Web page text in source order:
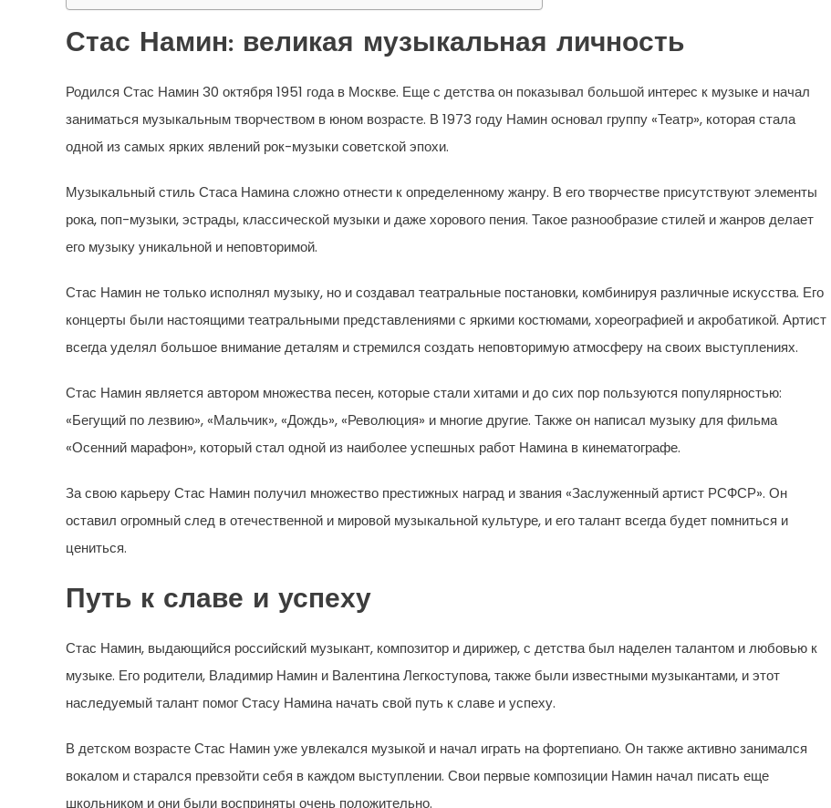
Стас Намин: великая музыкальная личность
Родился Стас Намин 30 октября 1951 года в Москве. Еще с детства он показывал большой интерес к музыке и начал
заниматься музыкальным творчеством в юном возрасте. В 1973 году Намин основал группу «Театр», которая стала
одной из самых ярких явлений рок-музыки советской эпохи.
Музыкальный стиль Стаса Намина сложно отнести к определенному жанру. В его творчестве присутствуют элементы
рока, поп-музыки, эстрады, классической музыки и даже хорового пения. Такое разнообразие стилей и жанров делает
его музыку уникальной и неповторимой.
Стас Намин не только исполнял музыку, но и создавал театральные постановки, комбинируя различные искусства. Его
концерты были настоящими театральными представлениями с яркими костюмами, хореографией и акробатикой. Артист
всегда уделял большое внимание деталям и стремился создать неповторимую атмосферу на своих выступлениях.
Стас Намин является автором множества песен, которые стали хитами и до сих пор пользуются популярностью:
«Бегущий по лезвию», «Мальчик», «Дождь», «Революция» и многие другие. Также он написал музыку для фильма
«Осенний марафон», который стал одной из наиболее успешных работ Намина в кинематографе.
За свою карьеру Стас Намин получил множество престижных наград и звания «Заслуженный артист РСФСР». Он
оставил огромный след в отечественной и мировой музыкальной культуре, и его талант всегда будет помниться и
цениться.
Путь к славе и успеху
Стас Намин, выдающийся российский музыкант, композитор и дирижер, с детства был наделен талантом и любовью к
музыке. Его родители, Владимир Намин и Валентина Легкоступова, также были известными музыкантами, и этот
наследуемый талант помог Стасу Намина начать свой путь к славе и успеху.
В детском возрасте Стас Намин уже увлекался музыкой и начал играть на фортепиано. Он также активно занимался
вокалом и старался превзойти себя в каждом выступлении. Свои первые композиции Намин начал писать еще
школьником и они были восприняты очень положительно.